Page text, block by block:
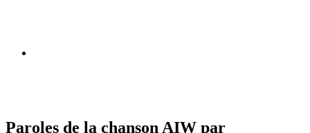
Paroles de la chanson AIW par